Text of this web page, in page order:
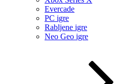
Evercade
PC igre
Rabljene igre
Neo Geo igre